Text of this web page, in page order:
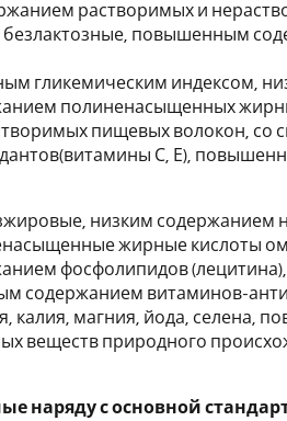
растворимых и
безлактозные, повышенным
гликемическим индексом,
полиненасыщенных
пищевых волокон,
С, Е),
низким
жирные кислоты
фосфолипидов
содержанием витаминов-
калия, магния, йода,
веществ природного
наряду с основной